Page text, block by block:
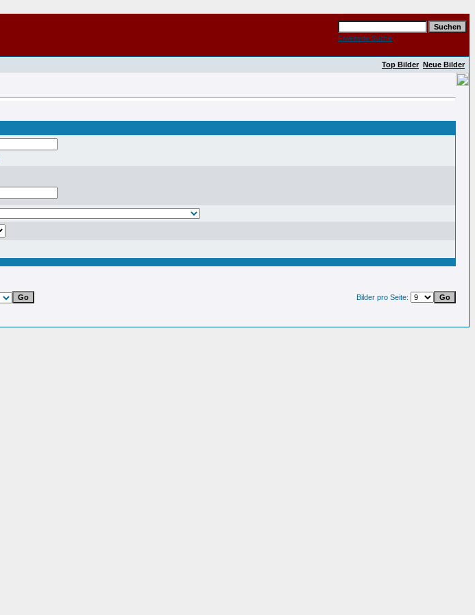
Erweiterte Suche
Top Bilder Neue Bilder
Bilder pro Seite: